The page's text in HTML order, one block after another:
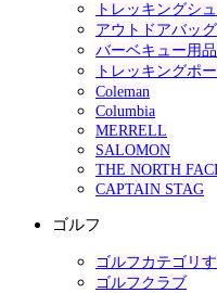
トレッキングシ
アウトドアバッグ
バーベキュー用品
トレッキングポ
Coleman
Columbia
MERRELL
SALOMON
THE NORTH
CAPTAIN STAG
ゴルフ
ゴルフカテゴリ
ゴルフクラブ